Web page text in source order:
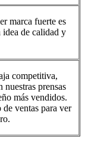
marca fuerte es
de calidad y
competitiva,
nuestras prensas
más vendidos.
de ventas para ver